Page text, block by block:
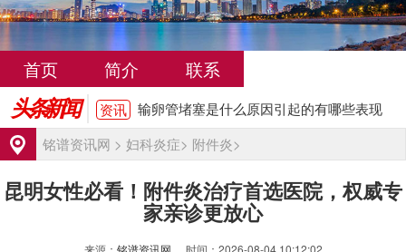
首页 简介 联系
头条新闻
哪些项目
资讯 女性输卵管堵塞的常见症状有哪些
资讯 武汉输卵管堵塞治疗费用大概多少
资讯
洛阳输卵管堵塞怎么治疗费用大概多少
资讯 输卵管堵塞是什么原因引起的有哪些表现
资讯
女性输卵管堵塞必须做手术才能怀孕吗
哪些项目
资讯
女性输卵管堵塞的常见症状有哪些
铭谱资讯网 > 妇科炎症> 附件炎>
昆明女性必看！附件炎治疗首选医院，权威专
家亲诊更放心